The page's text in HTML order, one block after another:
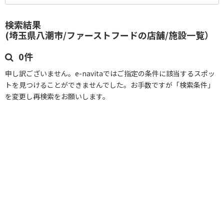
検索結果
(埼玉県八潮市/ファーストフードの店舗/施設一覧）
0件
申し訳ございません。e-navitaではご指定の条件に該当するスポッ
トを見つけることができませんでした。お手数ですが「検索条件」
を変更し再検索をお願いします。